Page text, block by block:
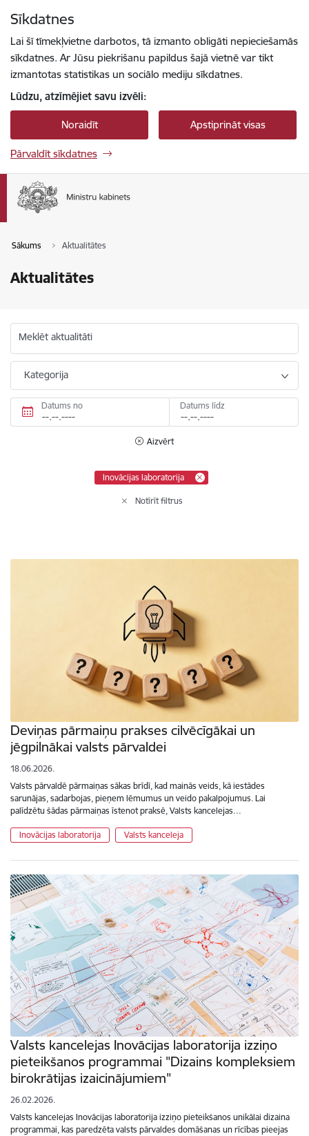
Sīkdatnes
Lai šī tīmekļvietne darbotos, tā izmanto obligāti nepieciešamās
sīkdatnes. Ar Jūsu piekrišanu papildus šajā vietnē var tikt
izmantotas statistikas un sociālo mediju sīkdatnes.
Lūdzu, atzīmējiet savu izvēli:
Noraidīt Apstiprināt visas
Pārvaldīt sīkdatnes
Sākums Aktualitātes
Aktualitātes
Meklēt aktualitāti
Kategorija
Datums no Datums līdz
Aizvērt
Inovācijas laboratorija
Notīrīt filtrus
Deviņas pārmaiņu prakses cilvēcīgākai un
jēgpilnākai valsts pārvaldei
18.06.2026.
Valsts pārvaldē pārmaiņas sākas brīdī, kad mainās veids, kā iestādes
sarunājas, sadarbojas, pieņem lēmumus un veido pakalpojumus. Lai
palīdzētu šādas pārmaiņas īstenot praksē, Valsts kancelejas…
Inovācijas laboratorija Valsts kanceleja
Valsts kancelejas Inovācijas laboratorija izziņo
pieteikšanos programmai "Dizains kompleksiem
birokrātijas izaicinājumiem"
26.02.2026.
Valsts kancelejas Inovācijas laboratorija izziņo pieteikšanos unikālai dizaina
programmai, kas paredzēta valsts pārvaldes domāšanas un rīcības pieejas